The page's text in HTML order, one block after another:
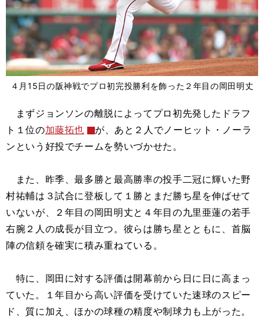
４月15日の阪神戦でプロ初完投勝利を飾った２年目の岡田明丈
まずジョンソンの離脱によってプロ初先発したドラフ
ト１位の加藤拓也
が、あと２人でノーヒット・ノーラ
ンという好投でチームを勢いづかせた。
また、昨季、最多勝と最高勝率の投手二冠に輝いた野
村祐輔は３試合に登板して１勝とまだ勝ち星を伸ばせて
いないが、２年目の岡田明丈と４年目の九里亜蓮の若手
右腕２人の成長が目立つ。彼らは勝ち星とともに、首脳
陣の信頼を確実に積み重ねている。
特に、岡田に対する評価は開幕前から日に日に高まっ
ていた。１年目から高い評価を受けていた速球のスピー
ド、質に加え、ほかの球種の精度や制球力も上がった。